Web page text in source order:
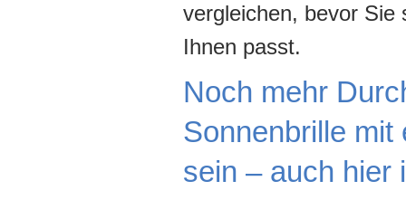
vergleichen, bevor Sie
Ihnen passt.
Noch mehr
Sonnenbrille mit
sein – auch hier